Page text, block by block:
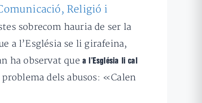
Religió i
sobrecom hauria de ser la
a l’Església se li girafeina,
ha observat quea l’Església li cal
dels abusos: «Calen